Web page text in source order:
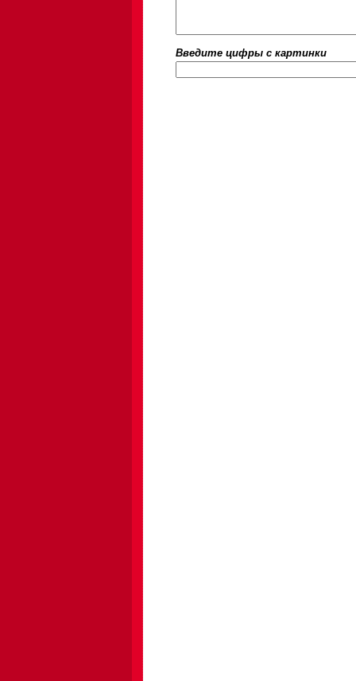
Введите цифры c картинки